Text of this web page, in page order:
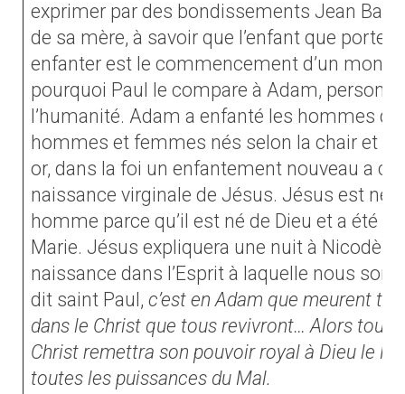
exprimer par des bondissements Jean
de sa mère, à savoir que l’enfant que porte
enfanter est le commencement d’un monde
pourquoi Paul le compare à Adam,
l’humanité. Adam a enfanté les hommes
hommes et femmes nés selon la chair et
or, dans la foi un enfantement nouveau a
naissance virginale de Jésus. Jésus est né
homme parce qu’il est né de Dieu et a été
Marie. Jésus expliquera une nuit à
naissance dans l’Esprit à laquelle nous
dit saint Paul, c’est en Adam que meurent
dans le Christ que tous revivront… Alors tout
Christ remettra son pouvoir royal à Dieu le
toutes les puissances du Mal.